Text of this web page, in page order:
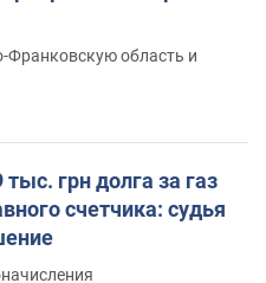
Франковскую область и
грн долга за газ
счетчика: судья